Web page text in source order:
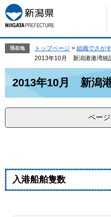
ー
ジ
の
で
ニ
ュ
ー
ば
本
文
現在地 トップページ > 組織でさが
2013年10月 新潟港港湾統
2013年10月 新潟
ペー
入港船舶隻数